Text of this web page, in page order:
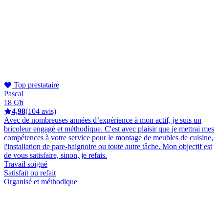
Top prestataire
Pascal
18 €/h
4,98(104 avis)
Avec de nombreuses années d’expérience à mon actif, je suis un
bricoleur engagé et méthodique. C'est avec plaisir que je mettrai mes
compétences à votre service pour le montage de meubles de cuisine,
l'installation de pare-baignoire ou toute autre tâche. Mon objectif est
de vous satisfaire, sinon, je refais.
Travail soigné
Satisfait ou refait
Organisé et méthodique